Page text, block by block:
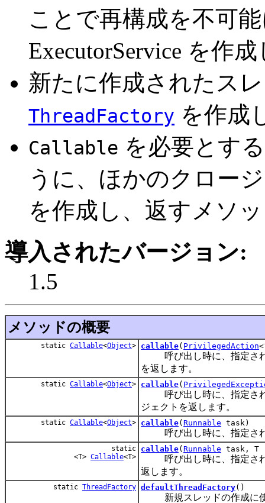
ことで再構成を不可
ExecutorService を作
新たに作成されたス
ThreadFactory を作成
Callable を必要とす
うに、ほかのクロー
を作成し、返すメソ
導入されたバージョン:
1.5
メソッドの概要
static Callable<Object> callable( PrivilegedAction
呼び出し時に、指定され
を返します。
static Callable<Object> callable(
呼び出し時に、指定され
ジェクトを返します。
static Callable<Object> callable( Runnable task)
呼び出し時に、指定され
static
<T> Callable<T>
callable( Runnable task, T
呼び出し時に、指定され
返します。
static ThreadFactory defaultThreadFactory()
新規スレッドの作成に使